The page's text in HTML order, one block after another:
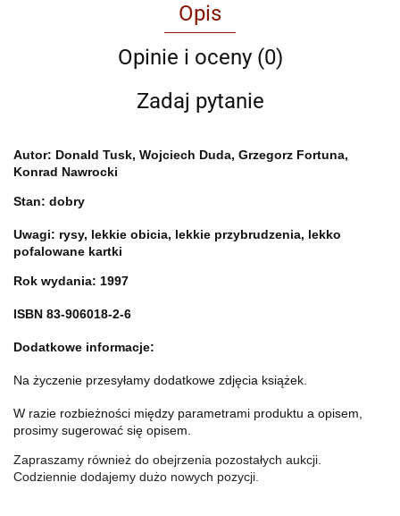
Opis
Opinie i oceny (0)
Zadaj pytanie
Autor: Donald Tusk, Wojciech Duda, Grzegorz Fortuna,
Konrad Nawrocki
Stan: dobry
Uwagi: rysy, lekkie obicia, lekkie przybrudzenia, lekko
pofalowane kartki
Rok wydania: 1997
ISBN 83-906018-2-6
Dodatkowe informacje:
Na życzenie przesyłamy dodatkowe zdjęcia książek.
W razie rozbieżności między parametrami produktu a opisem,
prosimy sugerować się opisem.
Zapraszamy również do obejrzenia pozostałych aukcji.
Codziennie dodajemy dużo nowych pozycji.